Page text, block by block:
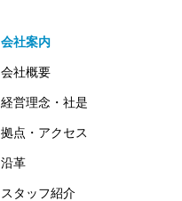
会社案内
会社概要
経営理念・社是
拠点・アクセス
沿革
スタッフ紹介